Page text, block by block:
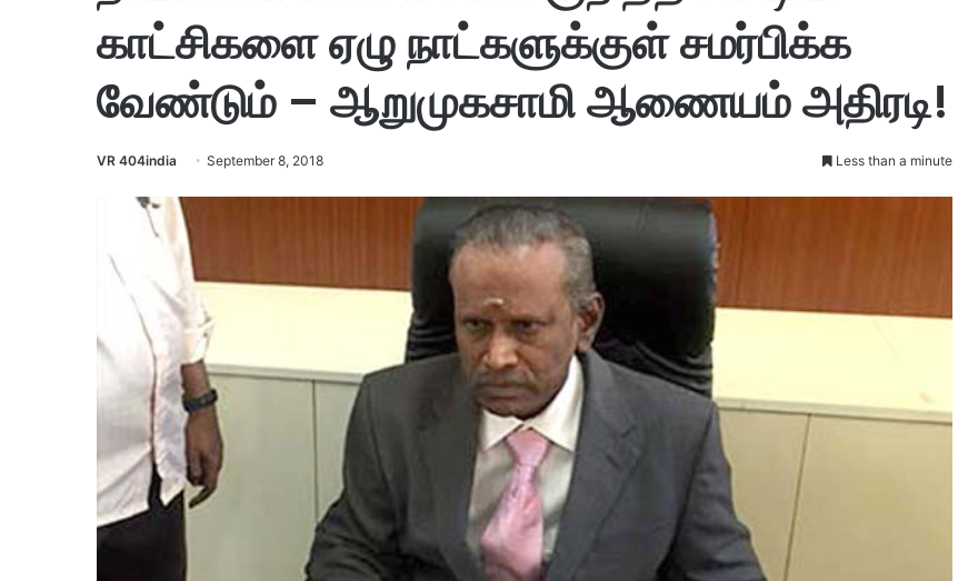
காட்சிகளை ஏழு நாட்களுக்குள் சமர்பிக்க
வேண்டும் – ஆறுமுகசாமி ஆணையம் அதிரடி!
VR 404india September 8, 2018 Less than a minute